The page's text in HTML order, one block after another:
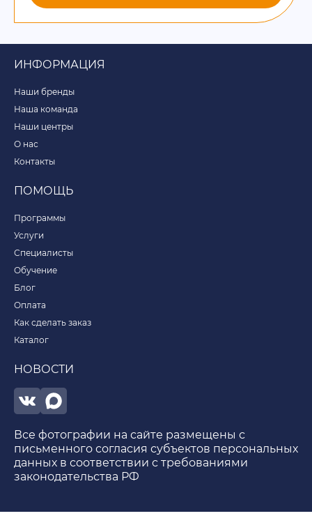
ИНФОРМАЦИЯ
Наши бренды
Наша команда
Наши центры
О нас
Контакты
ПОМОЩЬ
Программы
Услуги
Специалисты
Обучение
Блог
Оплата
Как сделать заказ
Каталог
НОВОСТИ
Все фотографии на сайте размещены с
письменного согласия субъектов персональных
данных в соответствии с требованиями
законодательства РФ